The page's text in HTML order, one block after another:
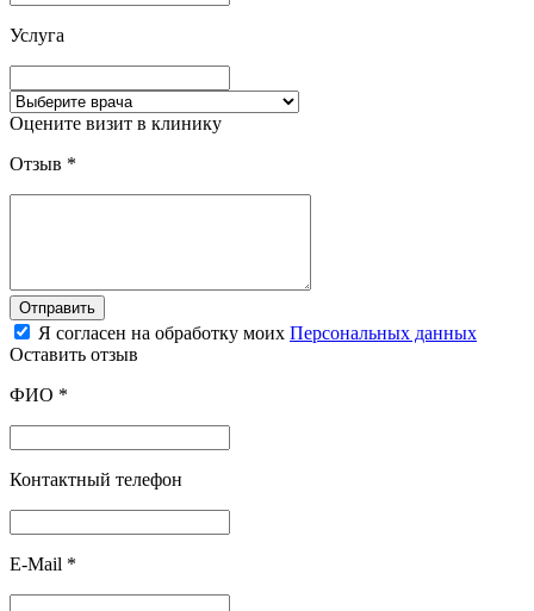
Услуга
Оцените визит в клинику
Отзыв *
Отправить
Я согласен на обработку моих Персональных данных
Оставить отзыв
ФИО *
Контактный телефон
E-Mail *